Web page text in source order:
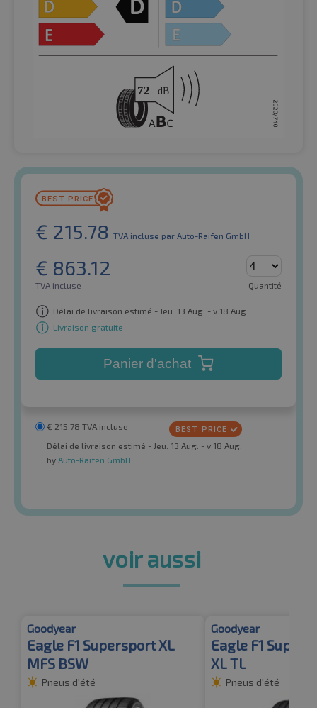
€ 215.78 TVA incluse par Auto-Raifen GmbH
€ 863.12
TVA incluse Quantité
Délai de livraison estimé - Jeu. 13 Aug. - v 18 Aug.
Livraison gratuite
Panier d'achat
€ 215.78 TVA incluse
Délai de livraison estimé - Jeu. 13 Aug. - v 18 Aug.
by Auto-Raifen GmbH
voir aussi
Goodyear
Eagle F1 Supersport XL
MFS BSW
Pneus d'été
Goodyear
Eagle F1
XL TL
Pneus d'été